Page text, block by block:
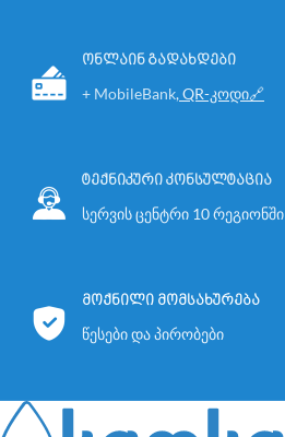
ონლაინ გადახდები
+ MobileBank,QR-კოდი🔗
ტექნიკური კონსულტაცია
სერვის ცენტრი 10 რეგიონში
მოქნილი მომსახურება
წესები და პირობები